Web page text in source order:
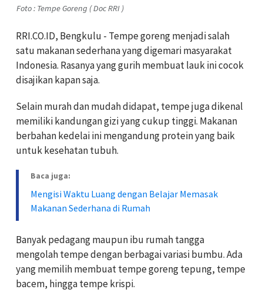
Foto : Tempe Goreng ( Doc RRI )
RRI.CO.ID, Bengkulu - Tempe goreng menjadi salah
satu makanan sederhana yang digemari masyarakat
Indonesia. Rasanya yang gurih membuat lauk ini cocok
disajikan kapan saja.
Selain murah dan mudah didapat, tempe juga dikenal
memiliki kandungan gizi yang cukup tinggi. Makanan
berbahan kedelai ini mengandung protein yang baik
untuk kesehatan tubuh.
Baca juga:
Mengisi Waktu Luang dengan Belajar Memasak
Makanan Sederhana di Rumah
Banyak pedagang maupun ibu rumah tangga
mengolah tempe dengan berbagai variasi bumbu. Ada
yang memilih membuat tempe goreng tepung, tempe
bacem, hingga tempe krispi.